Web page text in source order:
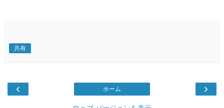
共有
‹ ›
ホーム